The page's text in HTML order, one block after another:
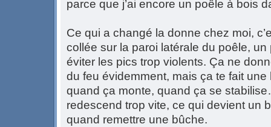
parce que j’ai encore un poêle à bois
Ce qui a changé la donne chez moi,
collée sur la paroi latérale du poêle,
éviter les pics trop violents. Ça ne
du feu évidemment, mais ça te fait
quand ça monte, quand ça se
redescend trop vite, ce qui devient un
quand remettre une bûche.